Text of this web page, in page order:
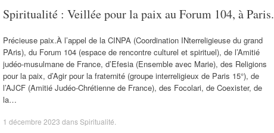
Spiritualité : Veillée pour la paix au Forum 104, à Paris.
Précieuse paix.À l’appel de la CINPA (Coordination INterreligieuse du grand
PAris), du Forum 104 (espace de rencontre culturel et spirituel), de l’Amitié
judéo-musulmane de France, d’Efesia (Ensemble avec Marie), des Religions
pour la paix, d’Agir pour la fraternité (groupe interreligieux de Paris 15°), de
l’AJCF (Amitié Judéo-Chrétienne de France), des Focolari, de Coexister, de
la…
1 décembre 2023 dansSpiritualité